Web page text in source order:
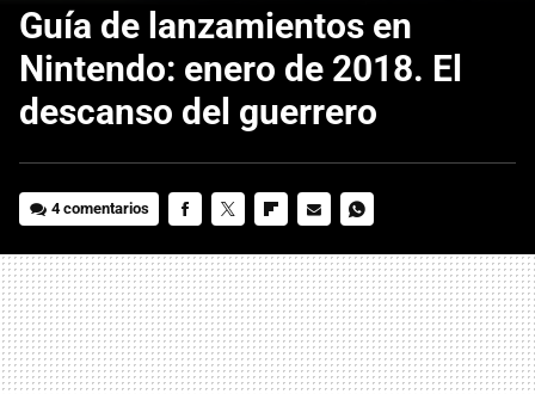
Guía de lanzamientos en
Nintendo: enero de 2018. El
descanso del guerrero
4 comentarios
MAIL